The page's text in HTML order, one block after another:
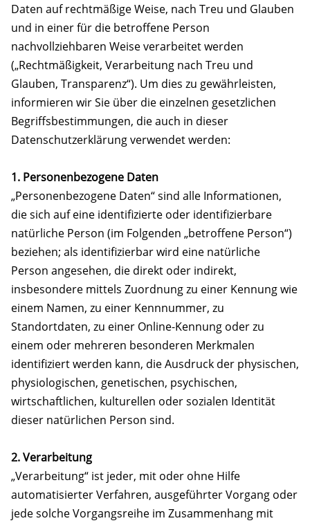
Daten auf rechtmäßige Weise, nach Treu und Glauben
und in einer für die betroffene Person
nachvollziehbaren Weise verarbeitet werden
(„Rechtmäßigkeit, Verarbeitung nach Treu und
Glauben, Transparenz“). Um dies zu gewährleisten,
informieren wir Sie über die einzelnen gesetzlichen
Begriffsbestimmungen, die auch in dieser
Datenschutzerklärung verwendet werden:
1. Personenbezogene Daten
„Personenbezogene Daten“ sind alle Informationen,
die sich auf eine identifizierte oder identifizierbare
natürliche Person (im Folgenden „betroffene Person“)
beziehen; als identifizierbar wird eine natürliche
Person angesehen, die direkt oder indirekt,
insbesondere mittels Zuordnung zu einer Kennung wie
einem Namen, zu einer Kennnummer, zu
Standortdaten, zu einer Online-Kennung oder zu
einem oder mehreren besonderen Merkmalen
identifiziert werden kann, die Ausdruck der physischen,
physiologischen, genetischen, psychischen,
wirtschaftlichen, kulturellen oder sozialen Identität
dieser natürlichen Person sind.
2. Verarbeitung
„Verarbeitung“ ist jeder, mit oder ohne Hilfe
automatisierter Verfahren, ausgeführter Vorgang oder
jede solche Vorgangsreihe im Zusammenhang mit